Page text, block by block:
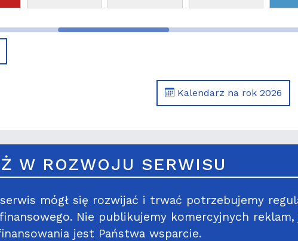
Kalendarz na rok 2026
W ROZWOJU SERWISU
mógł się rozwijać i trwać potrzebujemy
Nie publikujemy komercyjnych reklam,
jest Państwa wsparcie.